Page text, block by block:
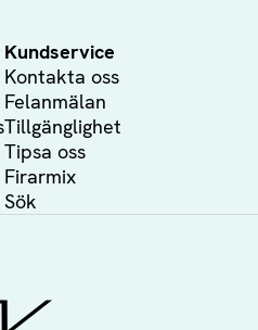
Kundservice
Kontakta oss
Felanmälan
Tillgänglighet
Tipsa oss
Firarmix
Sök
TV